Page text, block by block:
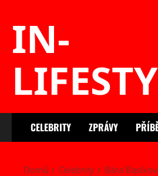
IN-
CELEBRITY ZPRÁVY
Domů Celebrity Bára